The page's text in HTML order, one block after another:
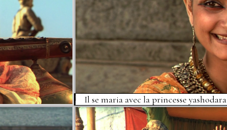
Il se maria avec la princesse yashodara